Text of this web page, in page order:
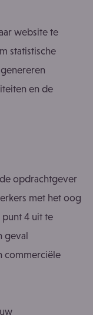
website te
statistische
en de
opdrachtgever
met het oog
4 uit te
geval
commerciële